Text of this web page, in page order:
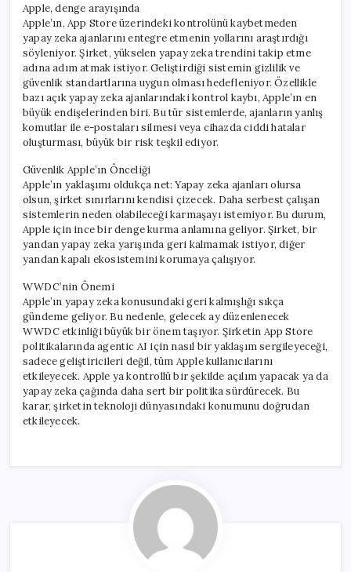
Apple, denge arayışında
Apple’ın, App Store üzerindeki kontrolünü kaybetmeden
yapay zeka ajanlarını entegre etmenin yollarını araştırdığı
söyleniyor. Şirket, yükselen yapay zeka trendini takip etme
adına adım atmak istiyor. Geliştirdiği sistemin gizlilik ve
güvenlik standartlarına uygun olması hedefleniyor. Özellikle
bazı açık yapay zeka ajanlarındaki kontrol kaybı, Apple’ın en
büyük endişelerinden biri. Bu tür sistemlerde, ajanların yanlış
komutlar ile e-postaları silmesi veya cihazda ciddi hatalar
oluşturması, büyük bir risk teşkil ediyor.
Güvenlik Apple’ın Önceliği
Apple’ın yaklaşımı oldukça net: Yapay zeka ajanları olursa
olsun, şirket sınırlarını kendisi çizecek. Daha serbest çalışan
sistemlerin neden olabileceği karmaşayı istemiyor. Bu durum,
Apple için ince bir denge kurma anlamına geliyor. Şirket, bir
yandan yapay zeka yarışında geri kalmamak istiyor, diğer
yandan kapalı ekosistemini korumaya çalışıyor.
WWDC’nin Önemi
Apple’ın yapay zeka konusundaki geri kalmışlığı sıkça
gündeme geliyor. Bu nedenle, gelecek ay düzenlenecek
WWDC etkinliği büyük bir önem taşıyor. Şirketin App Store
politikalarında agentic AI için nasıl bir yaklaşım sergileyeceği,
sadece geliştiricileri değil, tüm Apple kullanıcılarını
etkileyecek. Apple ya kontrollü bir şekilde açılım yapacak ya da
yapay zeka çağında daha sert bir politika sürdürecek. Bu
karar, şirketin teknoloji dünyasındaki konumunu doğrudan
etkileyecek.